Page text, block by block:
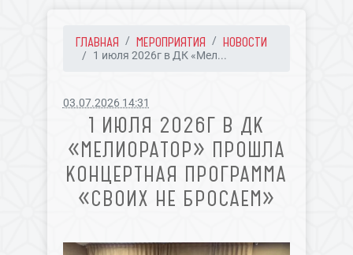
ГЛАВНАЯ МЕРОПРИЯТИЯ НОВОСТИ
1 июля 2026г в ДК «Мел...
03.07.2026 14:31
1 ИЮЛЯ 2026Г В ДК
«МЕЛИОРАТОР» ПРОШЛА
КОНЦЕРТНАЯ ПРОГРАММА
«СВОИХ НЕ БРОСАЕМ»